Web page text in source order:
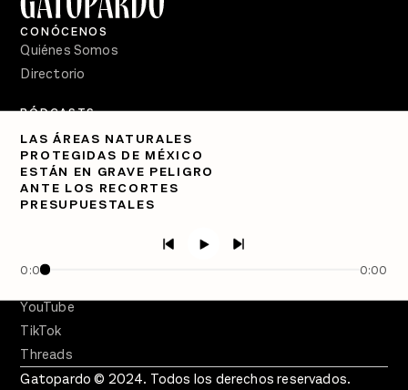
LAS ÁREAS NATURALES
PROTEGIDAS DE MÉXICO
ESTÁN EN GRAVE PELIGRO
ANTE LOS RECORTES
PRESUPUESTALES
0:00 0:00
CONÓCENOS
Quiénes Somos
Directorio
PÓDCASTS
Semanario Gatopardo
En Qué Momento
Crecer en Distopía
Twitter
YouTube
TikTok
Threads
Gatopardo © 2024. Todos los derechos reservados.